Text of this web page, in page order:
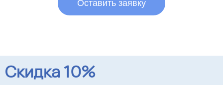
Оставить заявку
Скидка 10%